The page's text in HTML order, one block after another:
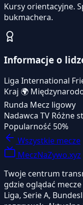
Kursy orientacyjne.
bukmachera.
Informacje o
Liga International
Kraj 🌍
Runda Mecz ligowy
Nadawca TV Różne
Popularność 50%
Wszystkie mecze
MeczNaZywo.xyz
Twoje centrum
gdzie oglądać
Liga, Serie A,